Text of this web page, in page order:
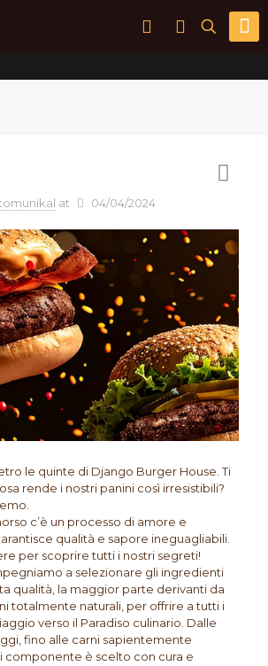
at 04/04/2024
le quinte di Django Burger House. Ti
rende i nostri panini così irresistibili?
c’è un processo di amore e
qualità e sapore ineguagliabili.
per scoprire tutti i nostri segreti!
a selezionare gli ingredienti
qualità, la maggior parte derivanti da
totalmente naturali, per offrire a tutti i
verso il Paradiso culinario. Dalle
fino alle carni sapientemente
componente è scelto con cura e